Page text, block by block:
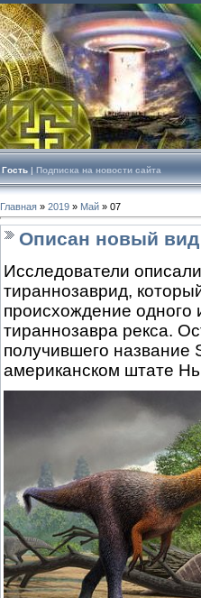
Гость | Подписка на новости сайта
Главная » 2019 » Май » 07
Описан новый
Исследователи
тираннозаврид,
происхождение
тираннозавра рекса.
получившего
американском штате